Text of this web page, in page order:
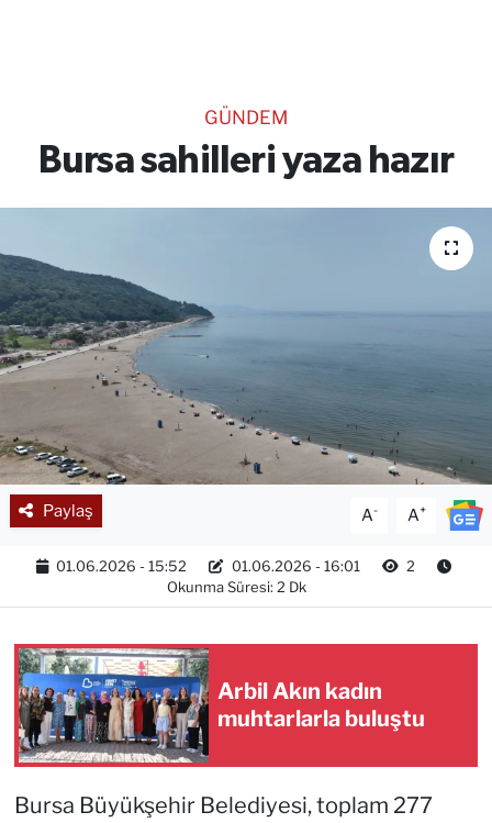
GÜNDEM
Bursa sahilleri yaza hazır
Paylaş A- A+
01.06.2026 - 15:52 01.06.2026 - 16:01
2
Okunma Süresi: 2 Dk
Arbil Akın kadın
muhtarlarla buluştu
Bursa Büyükşehir Belediyesi, toplam 277
RESMİ İLANLAR
Gencsesfm Canlı Dinle